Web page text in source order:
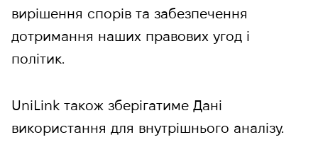
вирішення спорів та забезпечення
дотримання наших правових угод і
політик.
UniLink також зберігатиме Дані
використання для внутрішнього аналізу.